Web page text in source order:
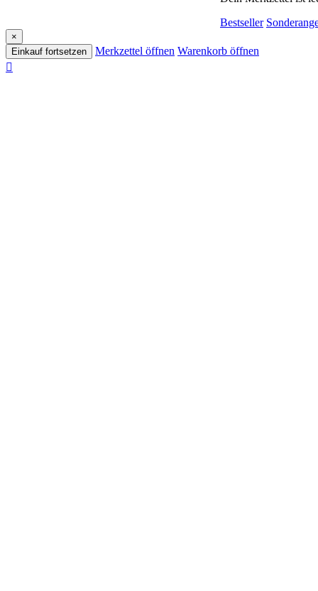
Bestseller
×
Einkauf fortsetzen
Merkzettel öffnen Warenkorb öffnen
